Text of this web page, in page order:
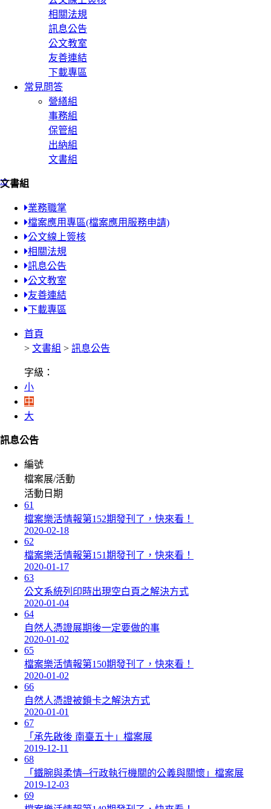
相關法規
訊息公告
公文教室
友善連結
下載專區
常見問答
營繕組
事務組
保管組
出納組
文書組
:::
文書組
業務職掌
檔案應用專區(檔案應用服務申請)
公文線上簽核
相關法規
訊息公告
公文教室
友善連結
下載專區
首頁
> 文書組 > 訊息公告
字級：
小
中
大
訊息公告
編號
檔案展/活動
活動日期
61
檔案樂活情報第152期發刊了，快來看！
2020-02-18
62
檔案樂活情報第151期發刊了，快來看！
2020-01-17
63
公文系統列印時出現空白頁之解決方式
2020-01-04
64
自然人憑證展期後一定要做的事
2020-01-02
65
檔案樂活情報第150期發刊了，快來看！
2020-01-02
66
自然人憑證被鎖卡之解決方式
2020-01-01
67
「承先啟後 南臺五十」檔案展
2019-12-11
68
「鐵腕與柔情─行政執行機關的公義與關懷」檔案展
2019-12-03
69